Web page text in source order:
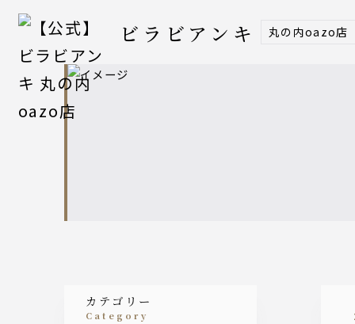
ビラビアンキ 丸の内oazo店
カテゴリー
category